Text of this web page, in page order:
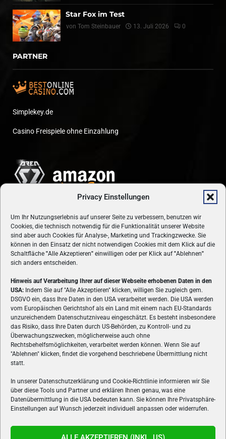
Privacy Einstellungen
Um Ihr Nutzungserlebnis auf unserer Seite zu verbessern, benutzen wir
Cookies, die technisch notwendig für die Funktionalität unserer Website
sind aber auch Cookies für Analyse-, Marketing und Trackingzwecke. Sie
können in den Einsatz der nicht notwendigen Cookies mit dem Klick auf die
Schaltfläche "Alle Akzeptieren" einwilligen oder per Klick auf"Ablehnen"
sich anders entscheiden.
Hinweis auf Verarbeitung Ihrer auf dieser Webseite erhobenen Daten in den
USA: Indem Sie auf "Alle Akzeptieren" klicken, willigen Sie zugleich gem.
DSGVO ein, dass Ihre Daten in den USA verarbeitet werden. Die USA werden
vom Europäischen Gerichtshof als ein Land mit einem nach EU-Standards
unzureichendem Datenschutzniveau eingeschätzt. Es besteht insbesondere
das Risiko, dass Ihre Daten durch US-Behörden, zu Kontroll- und zu
Überwachungszwecken, möglicherweise auch ohne
Rechtsbehelfsmöglichkeiten, verarbeitet werden können. Wenn Sie auf
"Ablehnen" klicken, findet die vorgehend beschriebene Übermittlung nicht
statt.
In unserer Datenschutzerklärung und Cookie-Richtlinie informieren wir Sie
über diese Tools und Partner und erklären Ihnen genau, was eine
Datenübermittlung in die USA bedeuten kann. Sie können Ihre Privatsphäre-
Einstellungen auf Wunsch jederzeit individuell anpassen oder widerrufen.
Star Fox im Test
von Tom Steinbauer 13. Juli 2026 0
PARTNER
Simplekey.de
Casino Freispiele ohne Einzahlung
ÜBER UNS
VON GAMERN, FÜR GAMER! Gamers.at ist das älteste Online-
Spielemagazin Österreichs und bringt täglich aktuelle News,
Reviews und Videos zu PC- und Konsolenspielen, Gaming-
Hardware und aus der Welt des e-Sport's.
FOLGE UNS